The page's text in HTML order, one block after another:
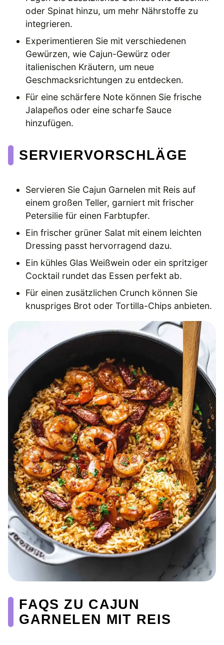
oder Spinat hinzu, um mehr Nährstoffe zu
integrieren.
Experimentieren Sie mit verschiedenen
Gewürzen, wie Cajun-Gewürz oder
italienischen Kräutern, um neue
Geschmacksrichtungen zu entdecken.
Für eine schärfere Note können Sie frische
Jalapeños oder eine scharfe Sauce
hinzufügen.
SERVIERVORSCHLÄGE
Servieren Sie Cajun Garnelen mit Reis auf
einem großen Teller, garniert mit frischer
Petersilie für einen Farbtupfer.
Ein frischer grüner Salat mit einem leichten
Dressing passt hervorragend dazu.
Ein kühles Glas Weißwein oder ein spritziger
Cocktail rundet das Essen perfekt ab.
Für einen zusätzlichen Crunch können Sie
knuspriges Brot oder Tortilla-Chips anbieten.
FAQS ZU CAJUN
GARNELEN MIT REIS